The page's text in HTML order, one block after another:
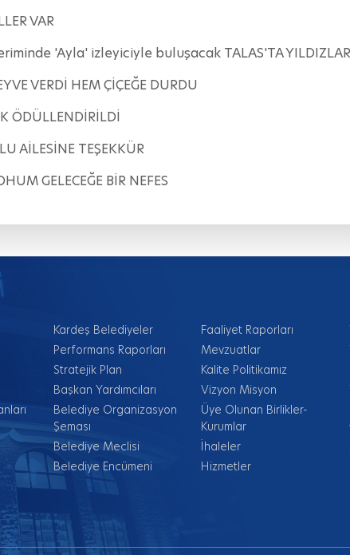
VAR
'Ayla' izleyiciyle buluşacak TALAS'TA YILDIZLAR
VERDİ HEM ÇİÇEĞE DURDU
ÖDÜLLENDİRİLDİ
AİLESİNE TEŞEKKÜR
GELECEĞE BİR NEFES
Kardeş Belediyeler
Performans Raporları
Stratejik Plan
Başkan Yardımcıları
Belediye Organizasyon
Şeması
Belediye Meclisi
Belediye Encümeni
Faaliyet Raporları
Mevzuatlar
Kalite Politikamız
Vizyon Misyon
Üye Olunan Birlikler-
Kurumlar
İhaleler
Hizmetler